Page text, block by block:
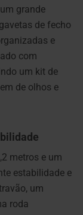
grande
de fecho
e
com
um kit de
de olhos e
metros e um
estabilidade e
um
roda